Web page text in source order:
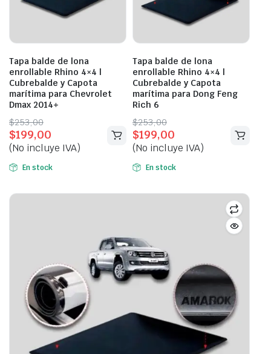
Tapa balde de lona
enrollable Rhino 4×4 |
Cubrebalde y Capota
marítima para Chevrolet
Dmax 2014+
$253,00
Original
price
was:
$253,00.
$199,00
Current
price
is:
$199,00.
(No incluye IVA)
En stock
Tapa balde de lona
enrollable Rhino 4×4 |
Cubrebalde y Capota
marítima para Dong Feng
Rich 6
$253,00
Original
price
was:
$253,00.
$199,00
Current
price
is:
$199,00.
(No incluye IVA)
En stock